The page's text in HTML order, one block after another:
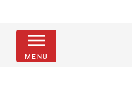
menu
MENU